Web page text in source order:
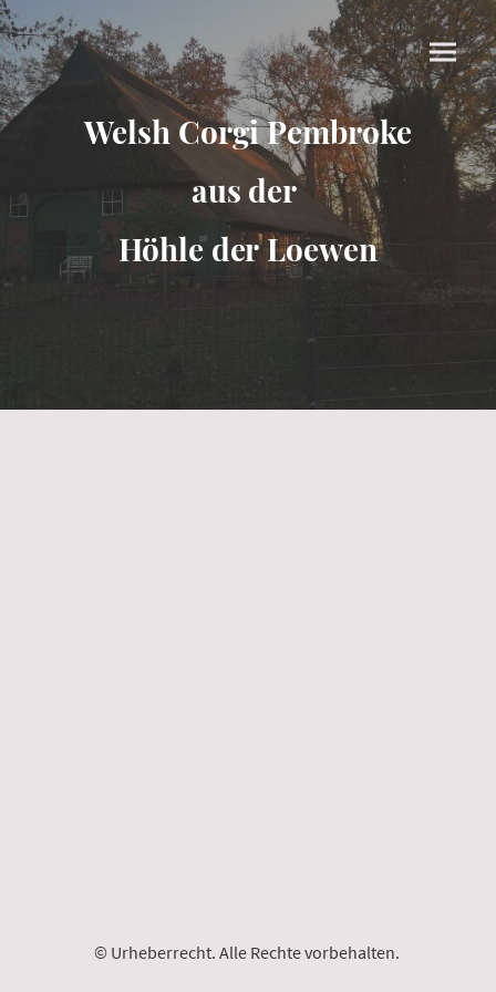
Welsh Corgi Pembroke
aus der
Höhle der Loewen
© Urheberrecht. Alle Rechte vorbehalten.